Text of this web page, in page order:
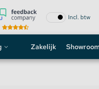
Incl. btw
Zakelijk